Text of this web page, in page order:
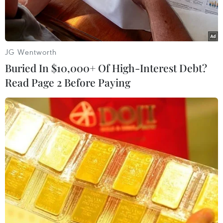
Nông dân Đồng Tháp thu hoạch lúa Thu Đông. (Ảnh: Chương
Đài/TTXVN)
Giá gạo xuất khẩu của Việt Nam đã tăng trong
tuần thứ ba liên tiếp lên gần mức cao của 16
tháng nhờ nhu cầu mạnh.
JG Wentworth
Buried In $10,000+ Of High-Interest Debt?
Read Page 2 Before Paying